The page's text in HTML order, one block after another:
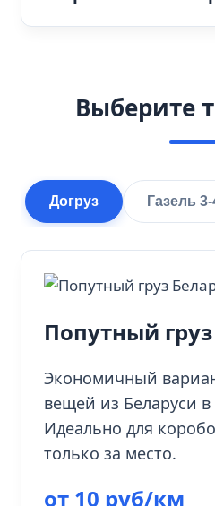
Выберите
Догруз Газель
Попутный
Экономичный
вещей из Беларуси в
Идеально для
только за место.
от 10 руб/км